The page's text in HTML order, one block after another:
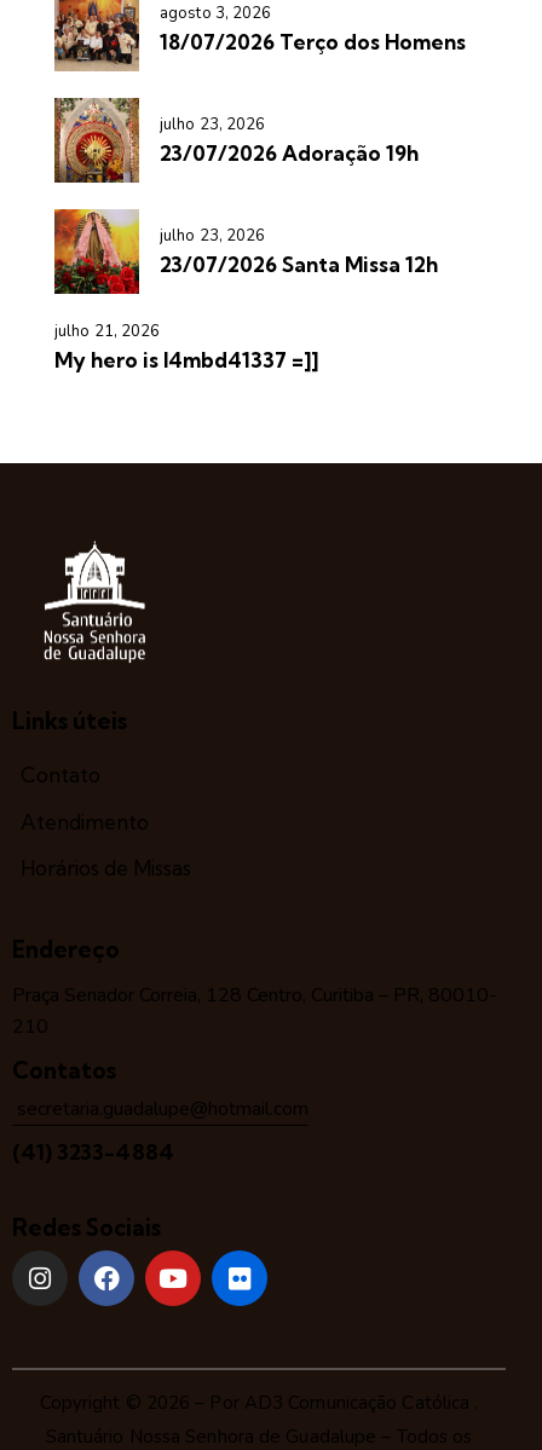
agosto 3, 2026
18/07/2026 Terço dos Homens
julho 23, 2026
23/07/2026 Adoração 19h
julho 23, 2026
23/07/2026 Santa Missa 12h
julho 21, 2026
My hero is l4mbd41337 =]]
Links úteis
Contato
Atendimento
Horários de Missas
Endereço
Praça Senador Correia, 128 Centro, Curitiba – PR, 80010-
210
Contatos
secretaria.guadalupe@hotmail.com
(41) 3233-4884
Redes Sociais
Copyright © 2026 – Por AD3 Comunicação Católica .
Santuário Nossa Senhora de Guadalupe – Todos os